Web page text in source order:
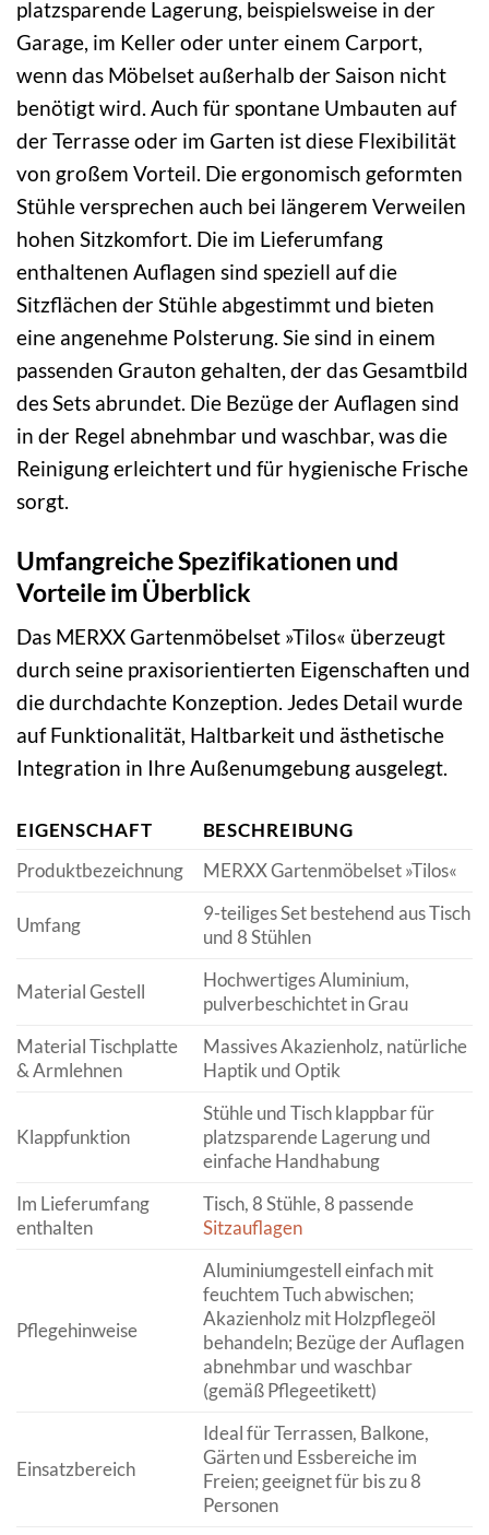
platzsparende Lagerung, beispielsweise in der
Garage, im Keller oder unter einem Carport,
wenn das Möbelset außerhalb der Saison nicht
benötigt wird. Auch für spontane Umbauten auf
der Terrasse oder im Garten ist diese Flexibilität
von großem Vorteil. Die ergonomisch geformten
Stühle versprechen auch bei längerem Verweilen
hohen Sitzkomfort. Die im Lieferumfang
enthaltenen Auflagen sind speziell auf die
Sitzflächen der Stühle abgestimmt und bieten
eine angenehme Polsterung. Sie sind in einem
passenden Grauton gehalten, der das Gesamtbild
des Sets abrundet. Die Bezüge der Auflagen sind
in der Regel abnehmbar und waschbar, was die
Reinigung erleichtert und für hygienische Frische
sorgt.
Umfangreiche Spezifikationen und
Vorteile im Überblick
Das MERXX Gartenmöbelset »Tilos« überzeugt
durch seine praxisorientierten Eigenschaften und
die durchdachte Konzeption. Jedes Detail wurde
auf Funktionalität, Haltbarkeit und ästhetische
Integration in Ihre Außenumgebung ausgelegt.
EIGENSCHAFT
BESCHREIBUNG
Produktbezeichnung
MERXX Gartenmöbelset »Tilos«
Umfang
9-teiliges Set bestehend aus Tisch
und 8 Stühlen
Material Gestell
Hochwertiges Aluminium,
pulverbeschichtet in Grau
Material Tischplatte
& Armlehnen
Massives Akazienholz, natürliche
Haptik und Optik
Klappfunktion
Stühle und Tisch klappbar für
platzsparende Lagerung und
einfache Handhabung
Im Lieferumfang
enthalten
Tisch, 8 Stühle, 8 passende
Sitzauflagen
Pflegehinweise
Aluminiumgestell einfach mit
feuchtem Tuch abwischen;
Akazienholz mit Holzpflegeöl
behandeln; Bezüge der Auflagen
abnehmbar und waschbar
(gemäß Pflegeetikett)
Einsatzbereich
Ideal für Terrassen, Balkone,
Gärten und Essbereiche im
Freien; geeignet für bis zu 8
Personen